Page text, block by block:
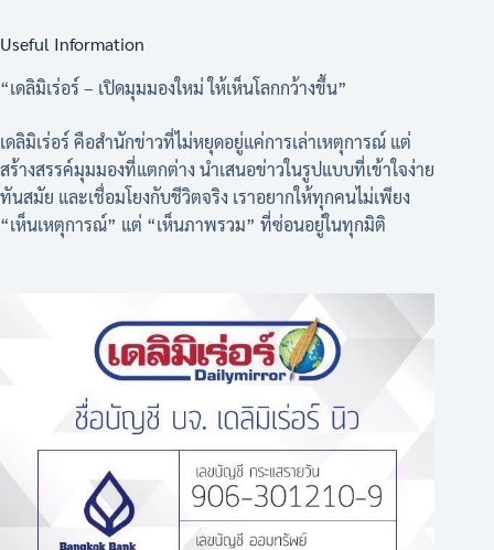
Useful Information
“เดลิมิเร่อร์ – เปิดมุมมองใหม่ ให้เห็นโลกกว้างขึ้น”
เดลิมิเร่อร์ คือสำนักข่าวที่ไม่หยุดอยู่แค่การเล่าเหตุการณ์ แต่
สร้างสรรค์มุมมองที่แตกต่าง นำเสนอข่าวในรูปแบบที่เข้าใจง่าย
ทันสมัย และเชื่อมโยงกับชีวิตจริง เราอยากให้ทุกคนไม่เพียง
“เห็นเหตุการณ์” แต่ “เห็นภาพรวม” ที่ซ่อนอยู่ในทุกมิติ